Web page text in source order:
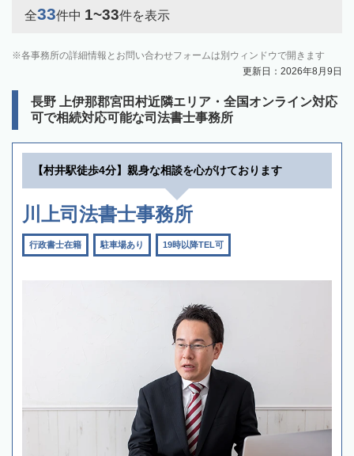
全33件中 1~33件を表示
各事務所の詳細情報とお問い合わせフォームは別ウィンドウで開きます
更新日：2026年8月9日
長野 上伊那郡宮田村近隣エリア・全国オンライン対応
可で相続対応可能な司法書士事務所
【村井駅徒歩4分】親身な相談を心がけております
川上司法書士事務所
行政書士在籍 駐車場あり 19時以降TEL可